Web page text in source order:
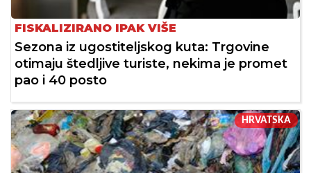
FISKALIZIRANO IPAK VIŠE
Sezona iz ugostiteljskog kuta: Trgovine
otimaju štedljive turiste, nekima je promet
pao i 40 posto
HRVATSKA